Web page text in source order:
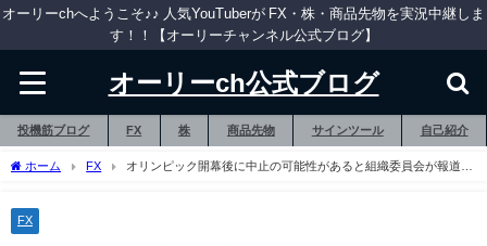
オーリーchへようこそ♪♪ 人気YouTuberが FX・株・商品先物を実況中継しま
す！！【オーリーチャンネル公式ブログ】
オーリーch公式ブログ
投機筋ブログ FX 株 商品先物 サインツール 自己紹介
ホーム FX
オリンピック開幕後に中止の可能性があると組織委員会が報道
FX